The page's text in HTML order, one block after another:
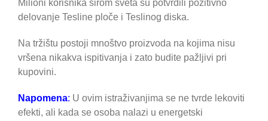
Milioni korisnika širom sveta su potvrdili pozitivno
delovanje Tesline ploče i Teslinog diska.
Na tržištu postoji mnoštvo proizvoda na kojima nisu
vršena nikakva ispitivanja i zato budite pažljivi pri
kupovini.
Napomena: U ovim istraživanjima se ne tvrde lekoviti
efekti, ali kada se osoba nalazi u energetski